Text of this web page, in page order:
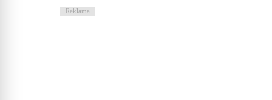
Reklama